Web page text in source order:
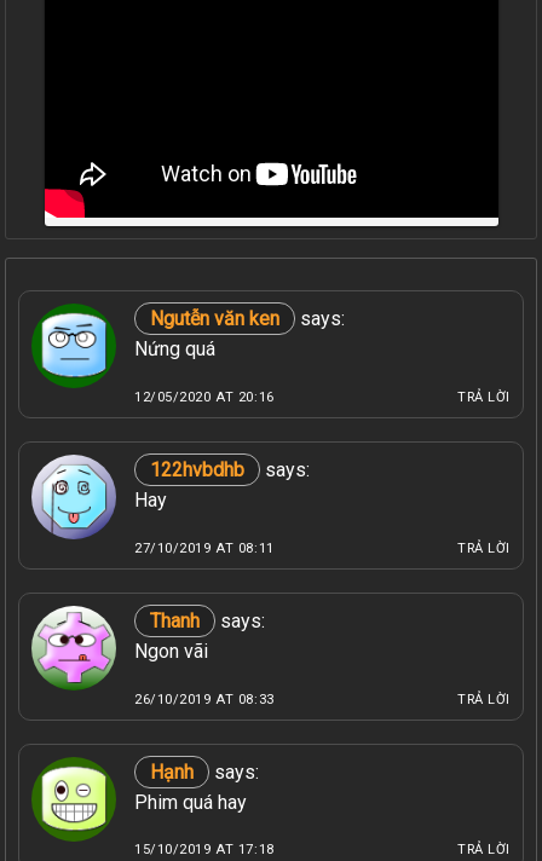
Ngutễn văn ken
says:
Nứng quá
12/05/2020 AT 20:16 TRẢ LỜI
122hvbdhb
says:
Hay
27/10/2019 AT 08:11 TRẢ LỜI
Thanh
says:
Ngon vãi
26/10/2019 AT 08:33 TRẢ LỜI
Hạnh
says:
Phim quá hay
15/10/2019 AT 17:18 TRẢ LỜI